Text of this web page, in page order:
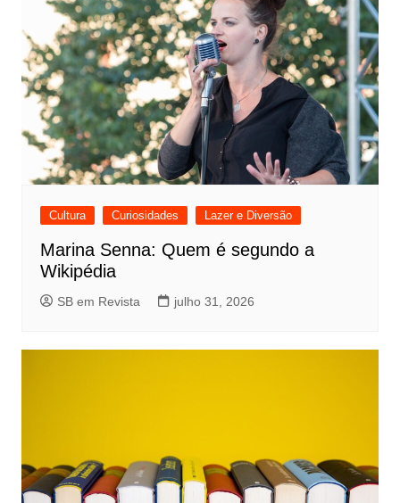
Cultura Curiosidades Lazer e Diversão
Marina Senna: Quem é segundo a
Wikipédia
SB em Revista julho 31, 2026